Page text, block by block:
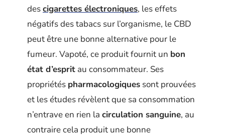
descigarettes électroniques, les effets
négatifs des tabacs sur l’organisme, le CBD
peut être une bonne alternative pour le
fumeur. Vapoté, ce produit fournit un bon
état d’esprit au consommateur. Ses
propriétés pharmacologiques sont prouvées
et les études révèlent que sa consommation
n’entrave en rien la circulation sanguine, au
contraire cela produit une bonne